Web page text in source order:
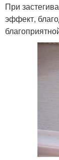
При
эффект,